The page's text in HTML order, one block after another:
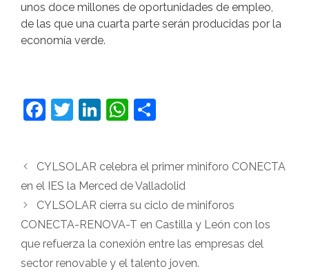
unos doce millones de oportunidades de empleo,
de las que una cuarta parte serán producidas por la
economía verde.
F
e
b
o
o
k
T
er
Li
e
dI
n
W
s
A
p
p
p
ar
tir
CYLSOLAR celebra el primer miniforo CONECTA
en el IES la Merced de Valladolid
CYLSOLAR cierra su ciclo de miniforos
CONECTA-RENOVA-T en Castilla y León con los
que refuerza la conexión entre las empresas del
sector renovable y el talento joven.